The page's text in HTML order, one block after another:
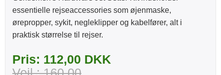
essentielle rejseaccessories som øjenmaske,
ørepropper, sykit, negleklipper og kabelfører, alt i
praktisk størrelse til rejser.
Pris: 112,00 DKK